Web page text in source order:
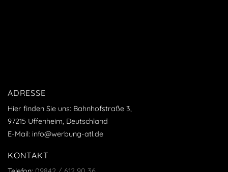
ADRESSE
Hier finden Sie uns: Bahnhofstraße 3,
97215 Uffenheim, Deutschland
E-Mail: info@werbung-atl.de
KONTAKT